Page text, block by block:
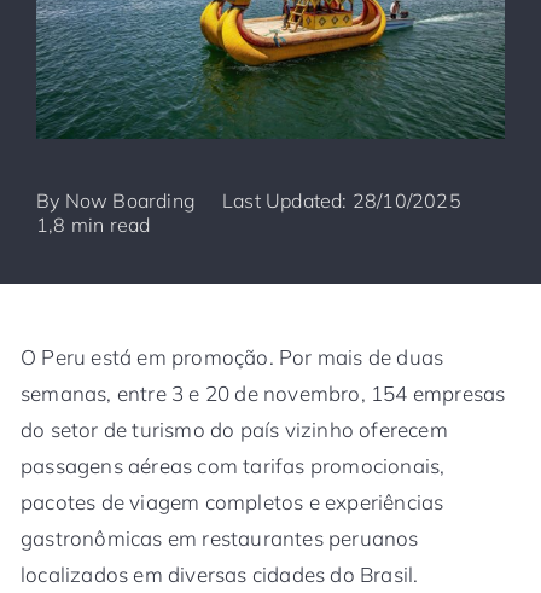
By Now Boarding
Last Updated: 28/10/2025
1,8 min read
O Peru está em promoção. Por mais de duas
semanas, entre 3 e 20 de novembro, 154 empresas
do setor de turismo do país vizinho oferecem
passagens aéreas com tarifas promocionais,
pacotes de viagem completos e experiências
gastronômicas em restaurantes peruanos
localizados em diversas cidades do Brasil.